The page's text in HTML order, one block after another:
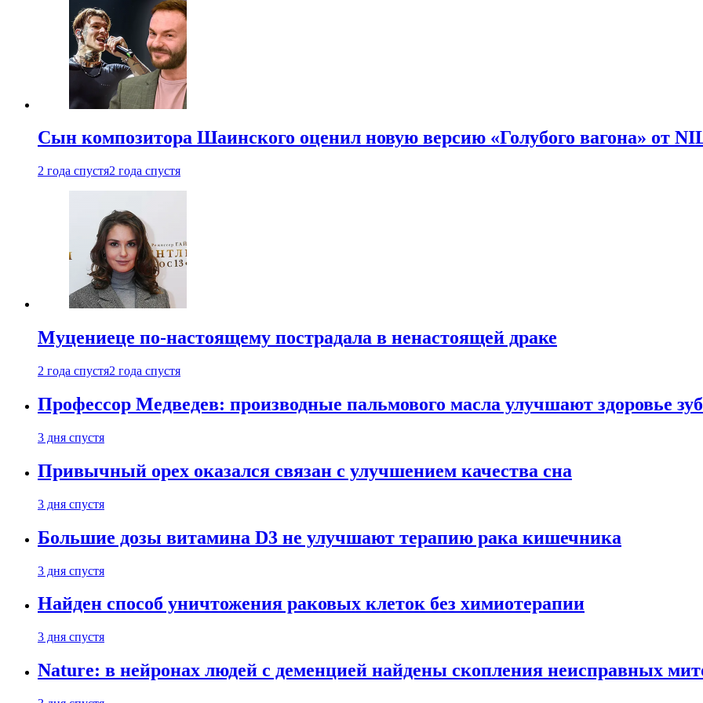
Сын композитора Шаинского оценил новую версию «Голубого вагона» от
2 года спустя2 года спустя
Муцениеце по-настоящему пострадала в ненастоящей драке
2 года спустя2 года спустя
Профессор Медведев: производные пальмового масла улучшают здоровье
3 дня спустя
Привычный орех оказался связан с улучшением качества сна
3 дня спустя
Большие дозы витамина D3 не улучшают терапию рака кишечника
3 дня спустя
Найден способ уничтожения раковых клеток без химиотерапии
3 дня спустя
Nature: в нейронах людей с деменцией найдены скопления неисправных